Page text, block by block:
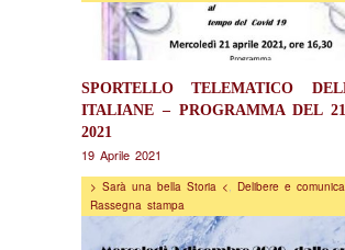
SPORTELLO TELEMATICO
ITALIANE – PROGRAMMA DEL
2021
19 Aprile 2021
> Sarà una bella Storia <, Delibere e
Rassegna stampa